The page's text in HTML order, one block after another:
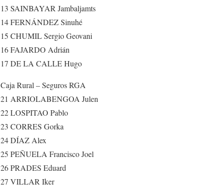
13 SAINBAYAR Jambaljamts
14 FERNÁNDEZ Sinuhé
15 CHUMIL Sergio Geovani
16 FAJARDO Adrián
17 DE LA CALLE Hugo
Caja Rural – Seguros RGA
21 ARRIOLABENGOA Julen
22 LOSPITAO Pablo
23 CORRES Gorka
24 DÍAZ Alex
25 PEÑUELA Francisco Joel
26 PRADES Eduard
27 VILLAR Iker